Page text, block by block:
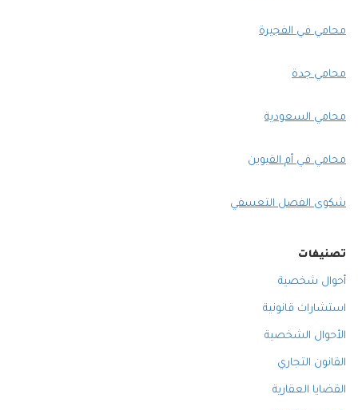
محامي في الفجيرة
محامي جدة
محامي السعودية
محامي في أم القيوين
شكوى الفصل التعسفي
تصنيفات
أحوال شخصية
استشارات قانونية
الأحوال الشخصية
القانون التجاري
القضايا العقارية